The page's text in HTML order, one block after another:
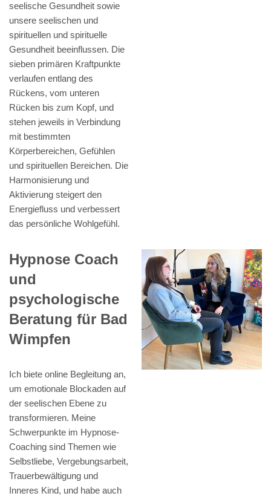
seelische Gesundheit sowie
unsere seelischen und
spirituellen und spirituelle
Gesundheit beeinflussen. Die
sieben primären Kraftpunkte
verlaufen entlang des
Rückens, vom unteren
Rücken bis zum Kopf, und
stehen jeweils in Verbindung
mit bestimmten
Körperbereichen, Gefühlen
und spirituellen Bereichen. Die
Harmonisierung und
Aktivierung steigert den
Energiefluss und verbessert
das persönliche Wohlgefühl.
Hypnose Coach
und
psychologische
Beratung für Bad
Wimpfen
Ich biete online Begleitung an,
um emotionale Blockaden auf
der seelischen Ebene zu
transformieren. Meine
Schwerpunkte im Hypnose-
Coaching sind Themen wie
Selbstliebe, Vergebungsarbeit,
Trauerbewältigung und
Inneres Kind, und habe auch